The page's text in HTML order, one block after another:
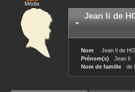
Média
Jean Ii de
Nom Jean Ii de
Prénom(s)
Jean Ii
Nom de famille
de